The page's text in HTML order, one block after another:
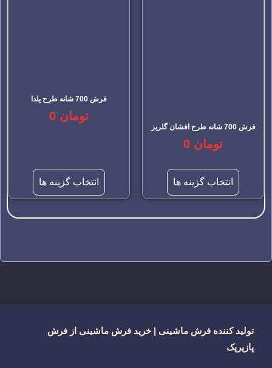
فرش 700 شانه طرح افشان گلریز
تومان
انتخاب گزینه ها
فرش 700 شانه طرح یلدا
تومان
انتخاب گزینه ها
تولید کننده فرش ماشینی | خرید فرش ماشینی از فرش
پازیریک